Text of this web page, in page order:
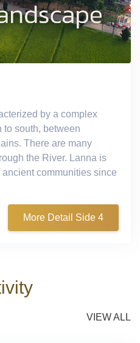
by a complex
to south, between
There are many
the River. Lanna is
communities since
More Detail Side 4
VIEW ALL